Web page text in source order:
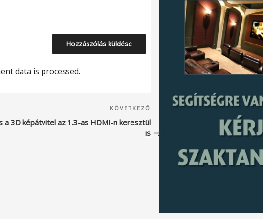
data is processed.
Következő
bejegyzés
KÖVETKEZŐ
a 3D képátvitel az 1.3-as HDMI-n keresztül
is